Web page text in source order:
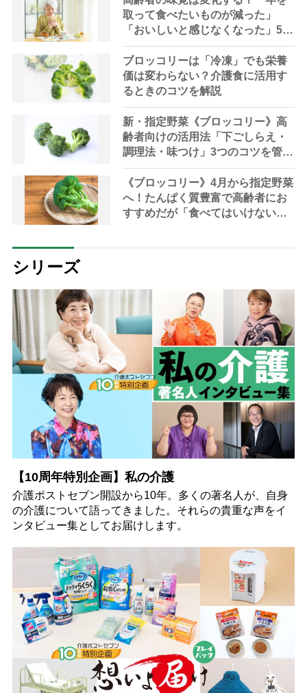
取って食べたいものが減った」
「おいしいと感じなくなった」5つ
の対処法を管理栄養士が提案
ブロッコリーは「冷凍」でも栄養
価は変わらない？介護食に活用す
るときのコツを解説
新・指定野菜《ブロッコリー》高
齢者向けの活用法「下ごしらえ・
調理法・味つけ」3つのコツを管理
栄養士が解説
《ブロッコリー》4月から指定野菜
へ！たんぱく質豊富で高齢者にお
すすめだが「食べてはいけない人
シリーズ
【10周年特別企画】私の介護
介護ポストセブン開設から10年。多くの著名人が、自身
の介護について語ってきました。それらの貴重な声をイ
ンタビュー集としてお届けします。